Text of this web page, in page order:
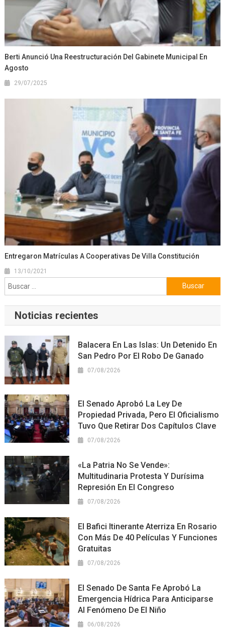
Berti Anunció Una Reestructuración Del Gabinete Municipal En
Agosto
29/07/2025
Entregaron Matrículas A Cooperativas De Villa Constitución
13/10/2021
Buscar:
Noticias recientes
Balacera En Las Islas: Un Detenido En
San Pedro Por El Robo De Ganado
07/08/2026
El Senado Aprobó La Ley De
Propiedad Privada, Pero El Oficialismo
Tuvo Que Retirar Dos Capítulos Clave
07/08/2026
«La Patria No Se Vende»:
Multitudinaria Protesta Y Durísima
Represión En El Congreso
07/08/2026
El Bafici Itinerante Aterriza En Rosario
Con Más De 40 Películas Y Funciones
Gratuitas
07/08/2026
El Senado De Santa Fe Aprobó La
Emergencia Hídrica Para Anticiparse
Al Fenómeno De El Niño
06/08/2026